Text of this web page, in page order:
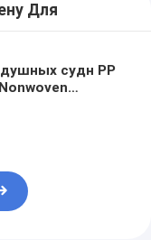
Для
судн PP